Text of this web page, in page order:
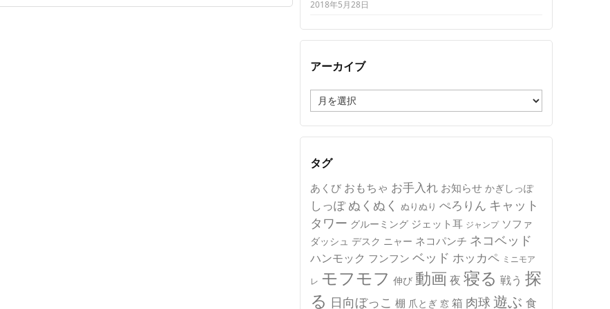
2018年5月28日
アーカイブ
ー
カ
イ
タグ
あくび おもちゃ お手入れ お知らせ かぎしっぽ
しっぽ ぬくぬく ぬりぬり ぺろりん キャット
タワー グルーミング ジェット耳 ジャンプ ソファ
ダッシュ デスク ニャー ネコパンチ ネコベッド
ハンモック フンフン ベッド ホッカペ ミニモア
レ モフモフ 伸び 動画 夜 寝る 戦う 探
る 日向ぼっこ 棚 爪とぎ 窓 箱 肉球 遊ぶ 食